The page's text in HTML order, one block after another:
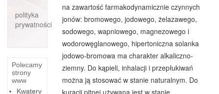
polityka
prywatności
Polecamy
strony
www
Kwatery
na zawartość farmakodynamicznie czynnych
jonów: bromowego, jodowego, żelazawego,
sodowego, wapniowego, magnezowego i
wodorowęglanowego, hipertoniczna solanka
jodowo-bromowa ma charakter alkaliczno-
ziemny. Do kąpieli, inhalacji i przepłukiwań
można ją stosować w stanie naturalnym. Do
kuracji pitnej używana jest w stanie